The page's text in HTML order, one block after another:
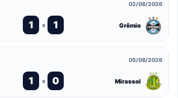
02/08/2026
1 x 1 Grêmio
05/08/2026
1 x 0 Mirassol